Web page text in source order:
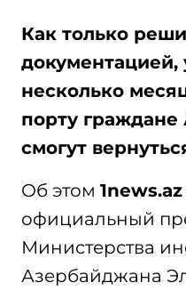
Как только
несколько
порту
смогут
Об этом 1news.az
официальный
Министерства
Азербайджана